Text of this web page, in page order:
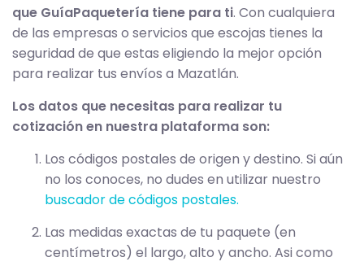
que GuíaPaquetería tiene para ti. Con cualquiera
de las empresas o servicios que escojas tienes la
seguridad de que estas eligiendo la mejor opción
para realizar tus envíos a Mazatlán.
Los datos que necesitas para realizar tu
cotización en nuestra plataforma son:
Los códigos postales de origen y destino. Si aún
no los conoces, no dudes en utilizar nuestro
buscador de códigos postales.
Las medidas exactas de tu paquete (en
centímetros) el largo, alto y ancho. Asi como